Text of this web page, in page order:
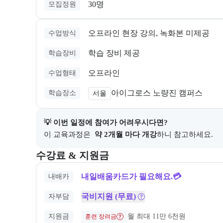
모집정원 30명
수업방식 오프라인 현장 강의, 녹화본 미제공
학습장비 학습 장비 제공
수업형태 오프라인
학습장소 서울 아이그로스 노량진 캠퍼스
💡 이번 일정에 참여가 어려우시다면?
이 교육과정은
약 2개월 마다 개강하니 참고하세요.
수강료 & 지원금
교육과정의 비용 및 결제 관련 정보를 안내한다. 필요
내배카 내일배움카드가 필요해요.💳
자부담 국비지원 (무료)
지원금 훈련 장려금 월 최대 11만 6천원